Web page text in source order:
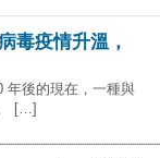
毒疫情升溫，
年後的現在，一種與
[…]